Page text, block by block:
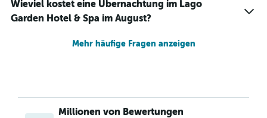
Wieviel kostet eine Übernachtung im Lago
Garden Hotel & Spa im August?
Mehr häufige Fragen anzeigen
Millionen von Bewertungen